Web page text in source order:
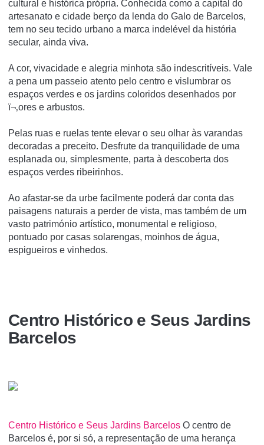
cultural e histórica própria. Conhecida como a capital do
artesanato e cidade berço da lenda do Galo de Barcelos,
tem no seu tecido urbano a marca indelével da história
secular, ainda viva.
A cor, vivacidade e alegria minhota são indescritíveis. Vale
a pena um passeio atento pelo centro e vislumbrar os
espaços verdes e os jardins coloridos desenhados por
ï¬‚ores e arbustos.
Pelas ruas e ruelas tente elevar o seu olhar às varandas
decoradas a preceito. Desfrute da tranquilidade de uma
esplanada ou, simplesmente, parta à descoberta dos
espaços verdes ribeirinhos.
Ao afastar-se da urbe facilmente poderá dar conta das
paisagens naturais a perder de vista, mas também de um
vasto património artístico, monumental e religioso,
pontuado por casas solarengas, moinhos de água,
espigueiros e vinhedos.
Centro Histórico e Seus Jardins
Barcelos
Centro Histórico e Seus Jardins Barcelos O centro de
Barcelos é, por si só, a representação de uma herança